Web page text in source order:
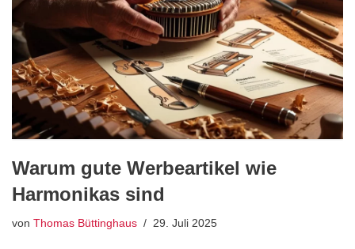
Warum gute Werbeartikel wie
Harmonikas sind
von Thomas Büttinghaus 29. Juli 2025